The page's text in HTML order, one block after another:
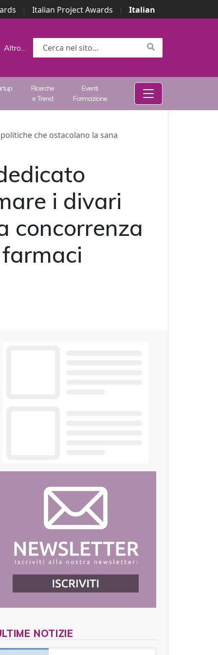
| Italian Project Awards |
Italian
Altro...
Ricerche
e Trend
Eventi
Formazione
che ostacolano la sana
i divari
concorrenza
NOTIZIE